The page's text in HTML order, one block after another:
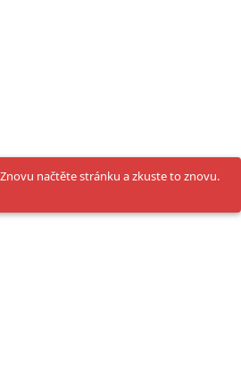
načtěte stránku a zkuste to znovu.